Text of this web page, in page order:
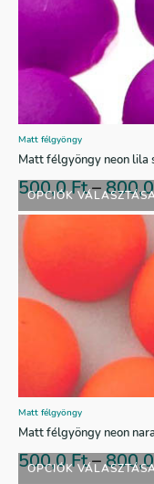
OPCIÓK
Matt félgyöngy
Matt félgyöngy neon lila
500,0Ft–
OPCIÓK
Matt félgyöngy
Matt félgyöngy neon
500,0Ft–